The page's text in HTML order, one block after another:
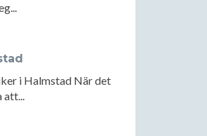
i Halmstad När det
att...